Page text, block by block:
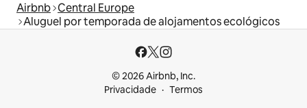
Airbnb Central Europe
Aluguel por temporada de alojamentos ecológicos
© 2026 Airbnb, Inc.
Privacidade
Termos